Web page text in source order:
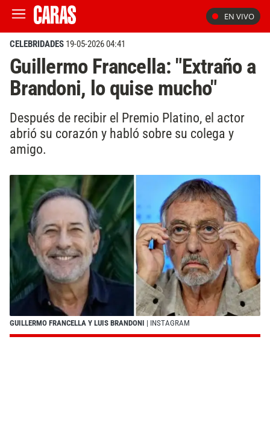
EN VIVO
CELEBRIDADES 19-05-2026 04:41
Guillermo Francella: "Extraño a
Brandoni, lo quise mucho"
Después de recibir el Premio Platino, el actor
abrió su corazón y habló sobre su colega y
amigo.
GUILLERMO FRANCELLA Y LUIS BRANDONI | INSTAGRAM